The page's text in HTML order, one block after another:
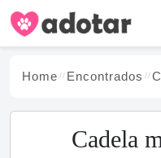
Home Encontrados
Cadela